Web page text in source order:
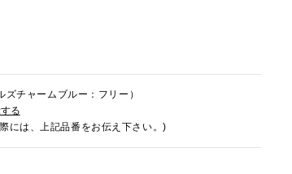
チャームブルー：フリー）
る
には、上記品番をお伝え下さい。)